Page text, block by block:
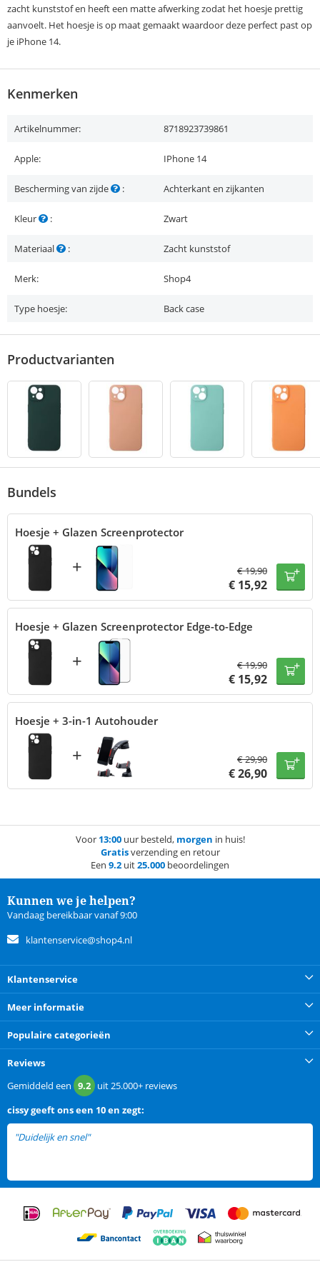
zacht kunststof en heeft een matte afwerking zodat het hoesje prettig
aanvoelt. Het hoesje is op maat gemaakt waardoor deze perfect past op
je iPhone 14.
Kenmerken
Artikelnummer: 8718923739861
Apple: IPhone 14
Bescherming van zijde : Achterkant en zijkanten
Kleur : Zwart
Materiaal : Zacht kunststof
Merk: Shop4
Type hoesje: Back case
Productvarianten
Bundels
Hoesje + Glazen Screenprotector
+ €19,90
€ 15,92
Hoesje + Glazen Screenprotector Edge-to-Edge
+ €19,90
€ 15,92
Hoesje + 3-in-1 Autohouder
+ €29,90
€26,90
Voor 13:00uur besteld, morgen in huis!
Gratisverzending en retour
Een 9.2 uit25.000 beoordelingen
Kunnen we je helpen?
Vandaag bereikbaar vanaf 9:00
klantenservice@shop4.nl
Klantenservice
Meer informatie
Populaire categorieën
Reviews
Gemiddeld een 9.2 uit25.000+ reviews
cissygeeft ons een 10 en zegt:
"Duidelijk en snel"